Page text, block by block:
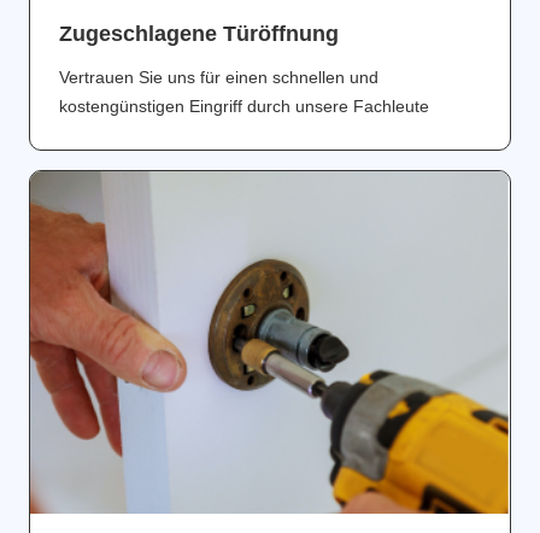
Zugeschlagene Türöffnung
Vertrauen Sie uns für einen schnellen und
kostengünstigen Eingriff durch unsere Fachleute